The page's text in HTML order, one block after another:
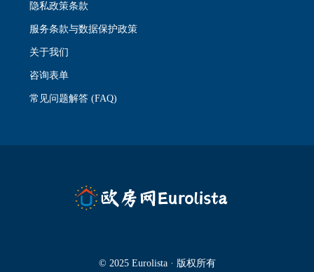
隐私政策条款
服务条款与数据保护政策
关于我们
咨询表单
常见问题解答 (FAQ)
© 2025 Eurolista · 版权所有